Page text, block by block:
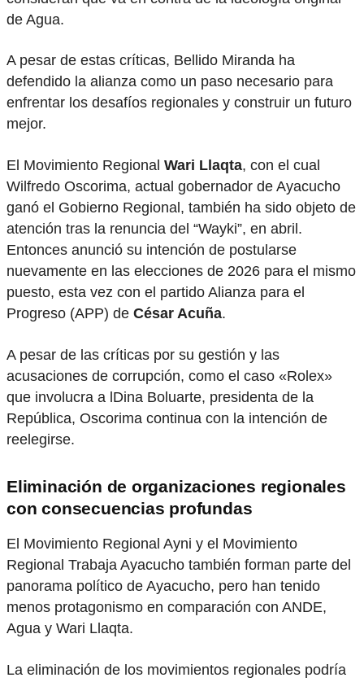
de Agua.
A pesar de estas críticas, Bellido Miranda ha
defendido la alianza como un paso necesario para
enfrentar los desafíos regionales y construir un futuro
mejor.
El Movimiento Regional Wari Llaqta, con el cual
Wilfredo Oscorima, actual gobernador de Ayacucho
ganó el Gobierno Regional, también ha sido objeto de
atención tras la renuncia del “Wayki”, en abril.
Entonces anunció su intención de postularse
nuevamente en las elecciones de 2026 para el mismo
puesto, esta vez con el partido Alianza para el
Progreso (APP) de César Acuña.
A pesar de las críticas por su gestión y las
acusaciones de corrupción, como el caso «Rolex»
que involucra a lDina Boluarte, presidenta de la
República, Oscorima continua con la intención de
reelegirse.
Eliminación de organizaciones regionales
con consecuencias profundas
El Movimiento Regional Ayni y el Movimiento
Regional Trabaja Ayacucho también forman parte del
panorama político de Ayacucho, pero han tenido
menos protagonismo en comparación con ANDE,
Agua y Wari Llaqta.
La eliminación de los movimientos regionales podría